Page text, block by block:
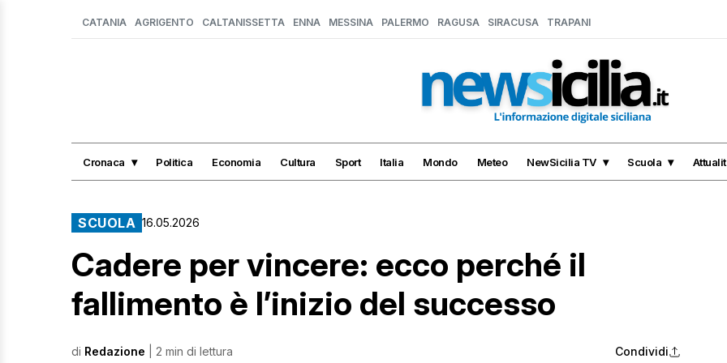
CATANIA AGRIGENTO CALTANISSETTA ENNA MESSINA PALERMO RAGUSA SIRACUSA TRAPANI
Cronaca Politica Economia Cultura Sport Italia Mondo Meteo NewSicilia TV Scuola
SCUOLA 16.05.2026
Cadere per vincere: ecco perché il
fallimento è l’inizio del successo
di Redazione | 2 min di lettura Condividi